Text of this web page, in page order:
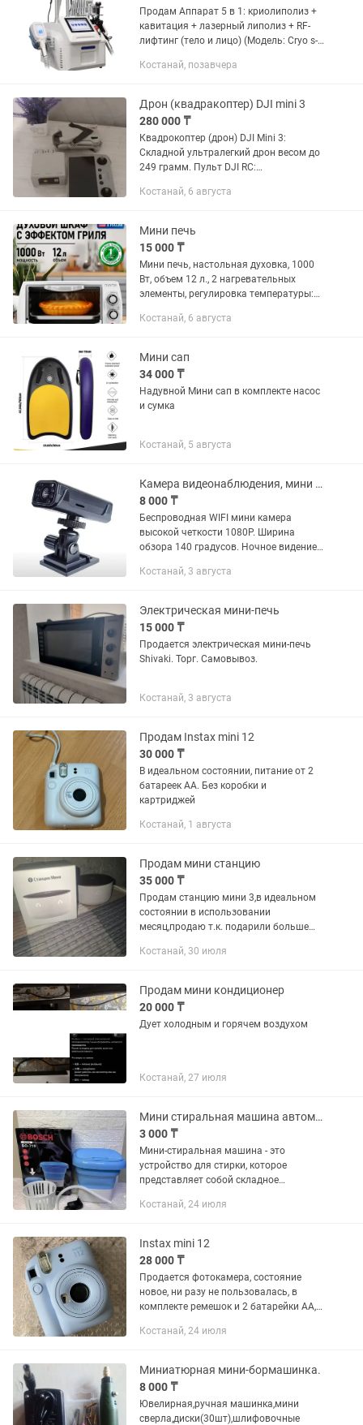
Продам Аппарат 5 в 1: криолиполиз +
кавитация + лазерный липолиз + RF-
лифтинг (тело и лицо) (Модель: Cryo s-
в 1, созданный в мобильном, удобном
Костанай, позавчера
Дрон (квадракоптер) DJI mini 3
280 000 ₸
Квадрокоптер (дрон) DJI Mini 3:
Складной ультралегкий дрон весом до
249 грамм. Пульт DJI RC:
встроенным FHD-дисплеем,
подключать смартфон...
Костанай, 6 августа
Мини печь
15 000 ₸
Мини печь, настольная духовка, 1000
Вт, объем 12 л., 2 нагревательных
элементы, регулировка температуры:
об окончании приготовления, световой
Костанай, 6 августа
Мини сап
34 000 ₸
Надувной Мини сап в комплекте насос
и сумка
Костанай, 5 августа
Камера видеонаблюдения, мини A10, с передачей на смартфон, по WIFI.
8 000 ₸
Беспроводная WIFI мини камера
высокой четкости 1080P. Ширина
обзора 140 градусов. Ночное видение,
ночного видения 5-10 метров в
Костанай, 3 августа
Электрическая мини-печь
15 000 ₸
Продается электрическая мини-печь
Shivaki. Торг. Самовывоз.
Костанай, 3 августа
Продам Instax mini 12
30 000 ₸
В идеальном состоянии, питание от 2
батареек АА. Без коробки и
картриджей
Костанай, 1 августа
Продам мини станцию
35 000 ₸
Продам станцию мини 3,в идеальном
состоянии в использовании
месяц,продаю т.к. подарили больше
Костанай, 30 июля
Продам мини кондиционер
20 000 ₸
Дует холодным и горячем воздухом
Костанай, 27 июля
Мини стиральная машина автомат, с отжимом, Bosch BO-, на запчасти.
3 000 ₸
Мини-стиральная машина - это
устройство для стирки, которое
представляет собой складное
предназначенное для стирки
одежды. В...
Костанай, 24 июля
Instax mini 12
28 000 ₸
Продается фотокамера, состояние
новое, ни разу не пользовалась, в
комплекте ремешок и 2 батарейки АА,
докупать отдельно, поэтому цена
Костанай, 24 июля
Миниатюрная мини-бормашинка.
8 000 ₸
Ювелирная,ручная машинка,мини
сверла,диски(30шт),шлифовочные